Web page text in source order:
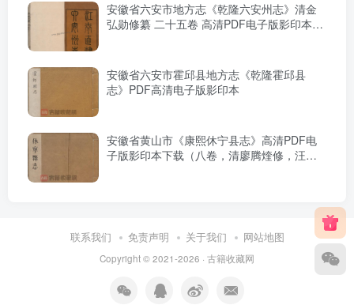
安徽省六安市地方志《乾隆六安州志》清金
弘勋修纂 二十五卷 高清PDF电子版影印本下
安徽省六安市霍邱县地方志《乾隆霍邱县
志》PDF高清电子版影印本
安徽省黄山市《康熙休宁县志》高清PDF电
子版影印本下载（八卷，清廖腾煃修，汪晋
联系我们 免责声明 关于我们 网站地图
Copyright © 2021-2026 · 古籍收藏网